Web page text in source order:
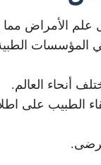
علم الأمراض
المؤسسات
أنحاء العالم.
الطبيب على